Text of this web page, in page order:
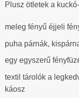
Plusz ötletek a
meleg fényű éjjeli
puha párnák,
egy egyszerű
textil tárolók a
káosz